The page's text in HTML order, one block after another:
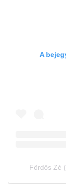
A
Fördős Zé